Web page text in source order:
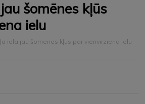
šomēnes kļūs
ielu
iela jau šomēnes kļūs par vienvirziena ielu